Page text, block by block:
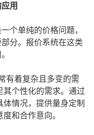
用
个单纯的价格问题，
分。报价系统在这类
有着复杂且多变的需
个性化的需求。通过
情况，提供量身定制
和合作意向。